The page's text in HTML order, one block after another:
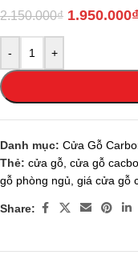
2.150.000₫ 1.950.000₫
- +
Danh mục: Cửa Gỗ
Thẻ: cửa gỗ cửa gỗ
gỗ phòng ngủ giá cửa gỗ
Share: